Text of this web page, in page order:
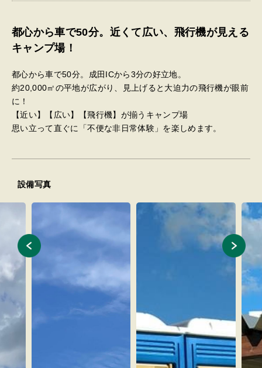
都心から車で50分。近くて広い、飛行機が見える
キャンプ場！
都心から車で50分。成田ICから3分の好立地。
​約20,000㎡の平地が広がり、見上げると大迫力の飛行機が眼前
に！
【近い】【広い】【飛行機】が揃うキャンプ場
思い立って直ぐに「不便な非日常体験」を楽しめます。
設備写真